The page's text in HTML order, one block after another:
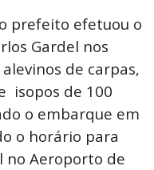
prefeito efetuou o
Gardel nos
de carpas,
isopos de 100
o embarque em
o horário para
no Aeroporto de